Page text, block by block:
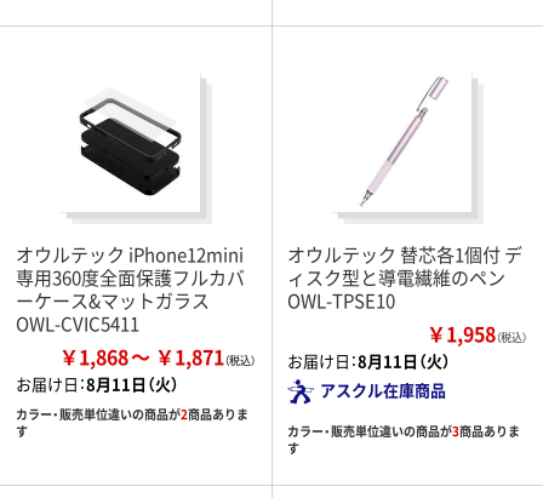
オウルテック iPhone12mini
専用360度全面保護フルカバ
ーケース&マットガラス
OWL-CVIC5411
￥1,868 ￥1,871
お届け日：8月11日（火）
カラー・販売単位違いの商品が2商品ありま
す
オウルテック 替芯各1個付 デ
ィスク型と導電繊維のペン
OWL-TPSE10
￥1,958（税込）
お届け日：8月11日（火）
アスクル在庫商品
カラー・販売単位違いの商品が3商品ありま
す